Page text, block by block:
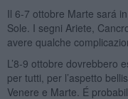
Il 6-7 ottobre Marte sará
Sole. I segni Ariete,
avere qualche
L’8-9 ottobre dovrebbero
per tutti, per l’aspetto
Venere e Marte. É